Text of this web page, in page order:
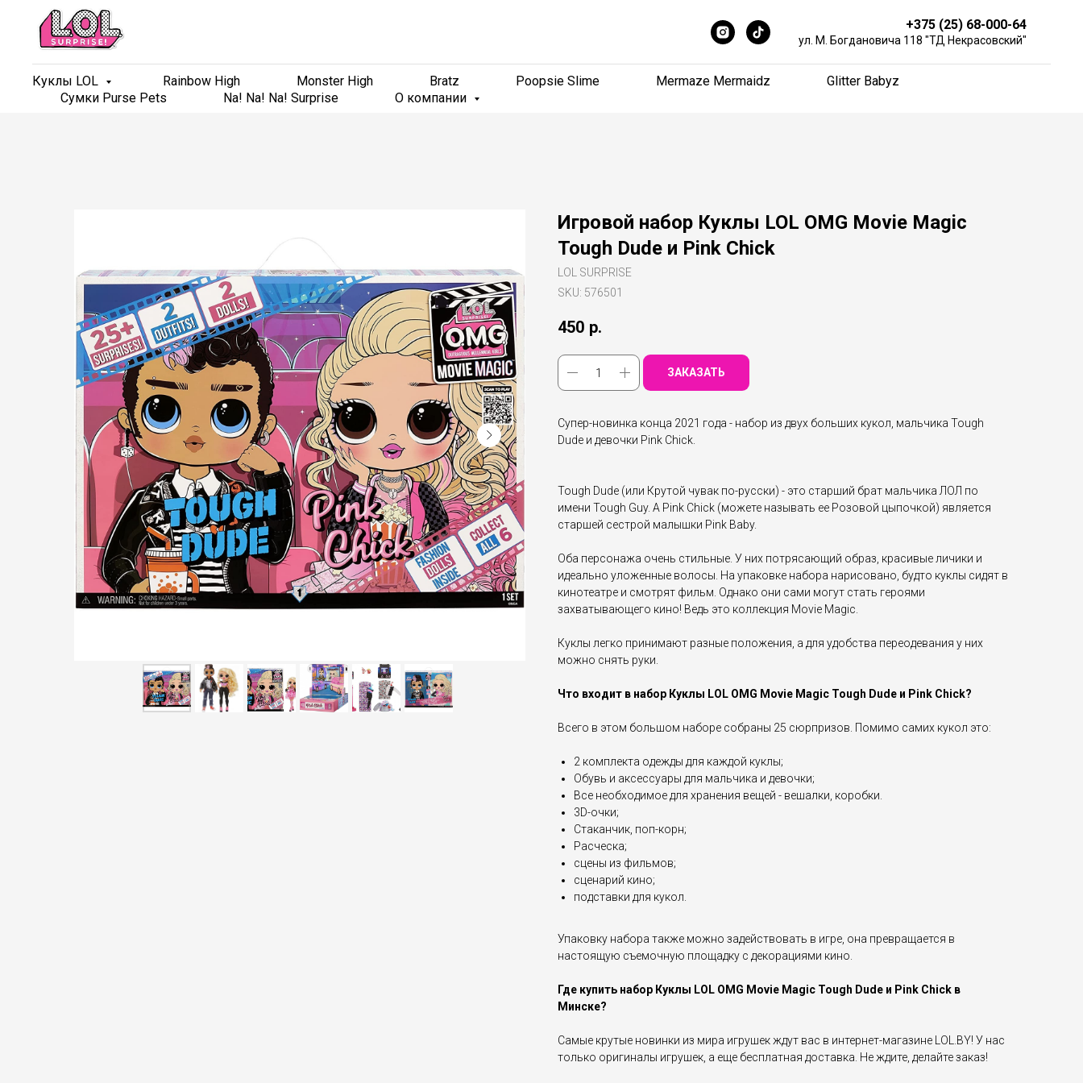
+375 (25) 68-000-64
ул. М. Богдановича 118 "ТД Некрасовский"
Куклы LOL Rainbow High Monster High Bratz Poopsie Slime Mermaze Mermaidz
Glitter Babyz
Сумки Purse Pets
Na! Na! Na! Surprise О компании
+375 (25) 68-000-64
ул. М. Богдановича 118 "ТД Некрасовский"
Куклы LOL Rainbow High Monster High Bratz Poopsie Slime Mermaze Mermaidz
Glitter Babyz
Сумки Purse Pets
Na! Na! Na! Surprise О компании
Игровой набор Куклы LOL OMG Movie Magic
Tough Dude и Pink Chick
LOL SURPRISE
SKU: 576501
450 р.
ЗАКАЗАТЬ
Супер-новинка конца 2021 года - набор из двух больших кукол, мальчика Tough
Dude и девочки Pink Chick.
Tough Dude (или Крутой чувак по-русски) - это старший брат мальчика ЛОЛ по
имени Tough Guy. А Pink Chick (можете называть ее Розовой цыпочкой) является
старшей сестрой малышки Pink Baby.
Оба персонажа очень стильные. У них потрясающий образ, красивые личики и
идеально уложенные волосы. На упаковке набора нарисовано, будто куклы сидят в
кинотеатре и смотрят фильм. Однако они сами могут стать героями
захватывающего кино! Ведь это коллекция Movie Magic.
Куклы легко принимают разные положения, а для удобства переодевания у них
можно снять руки.
Что входит в набор Куклы LOL OMG Movie Magic Tough Dude и Pink Chick?
Всего в этом большом наборе собраны 25 сюрпризов. Помимо самих кукол это:
2 комплекта одежды для каждой куклы;
Обувь и аксессуары для мальчика и девочки;
Все необходимое для хранения вещей - вешалки, коробки.
3D-очки;
Стаканчик, поп-корн;
Расческа;
сцены из фильмов;
сценарий кино;
подставки для кукол.
Упаковку набора также можно задействовать в игре, она превращается в
настоящую съемочную площадку с декорациями кино.
Где купить набор Куклы LOL OMG Movie Magic Tough Dude и Pink Chick в
Минске?
Самые крутые новинки из мира игрушек ждут вас в интернет-магазине LOL.BY! У нас
только оригиналы игрушек, а еще бесплатная доставка. Не ждите, делайте заказ!